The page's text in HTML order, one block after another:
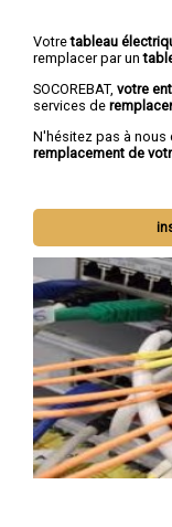
Votretableau
remplacer par un
SOCOREBAT, votre
services de
N'hésitez pas à nous
remplacement de